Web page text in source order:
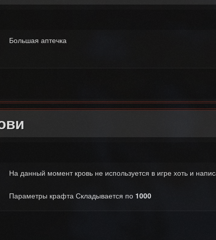
Большая аптечка
На данный момент кровь не используется в игре хоть и
Параметры крафта Складывается по 1000